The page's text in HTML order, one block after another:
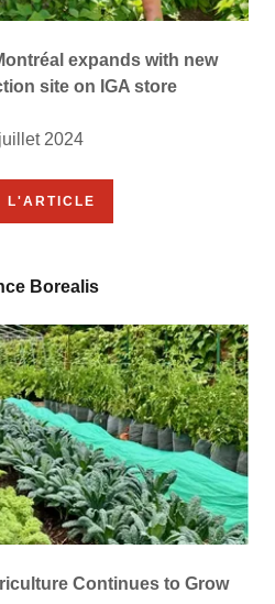
expands with new
site on IGA store
2024
L'ARTICLE
Borealis
Continues to Grow